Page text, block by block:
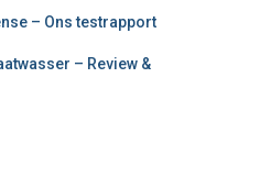
– Ons testrapport
– Review &